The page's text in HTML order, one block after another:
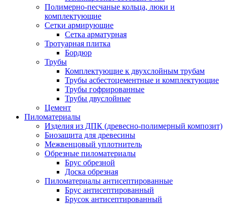
Полимерно-песчаные кольца, люки и
комплектующие
Сетки армирующие
Сетка арматурная
Тротуарная плитка
Бордюр
Трубы
Комплектующие к двухслойным трубам
Трубы асбестоцементные и комплектующие
Трубы гофрированные
Трубы двуслойные
Цемент
Пиломатериалы
Изделия из ДПК (древесно-полимерный композит)
Биозащита для древесины
Межвенцовый уплотнитель
Обрезные пиломатериалы
Брус обрезной
Доска обрезная
Пиломатериалы антисептированные
Брус антисептированный
Брусок антисептированный